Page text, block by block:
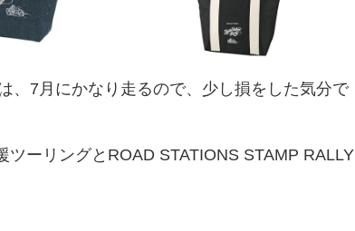
、7月にかなり走るので、少し損をした気分で
ーリングとROAD STATIONS STAMP RALLY